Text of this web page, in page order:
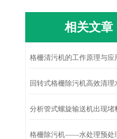
相关文章